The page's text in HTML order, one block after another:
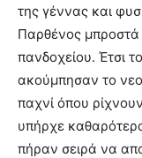
της γέννας και
Παρθένος μπροστά
πανδοχείου. Έτσι
ακούμπησαν το
παχνί όπου
υπήρχε
πήραν σειρά να